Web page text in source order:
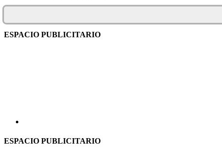
ESPACIO PUBLICITARIO
ESPACIO PUBLICITARIO